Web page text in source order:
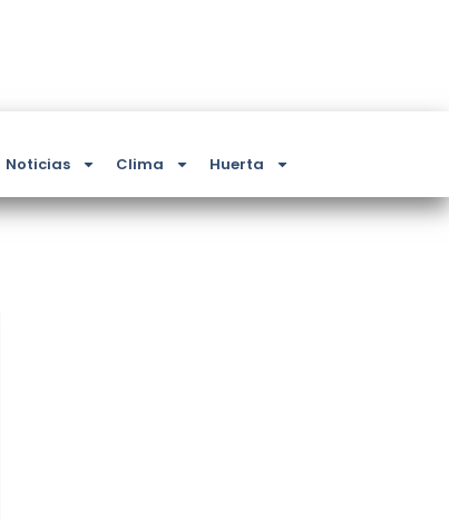
Noticias Clima Huerta